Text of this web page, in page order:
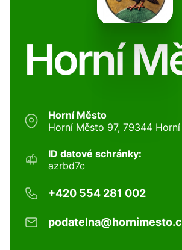
Horní
Horní Město
Horní Město 97, 79344
ID datové schránky:
azrbd7c
+420 554 281 002